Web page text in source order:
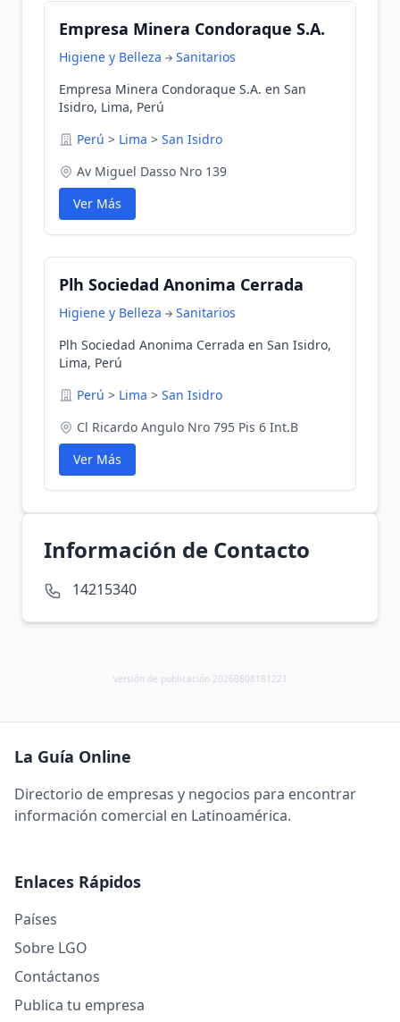
Empresa Minera Condoraque S.A.
Higiene y Belleza
Sanitarios
Empresa Minera Condoraque S.A. en San
Isidro, Lima, Perú
Perú > Lima > San Isidro
Av Miguel Dasso Nro 139
Ver Más
Plh Sociedad Anonima Cerrada
Higiene y Belleza
Sanitarios
Plh Sociedad Anonima Cerrada en San Isidro,
Lima, Perú
Perú > Lima > San Isidro
Cl Ricardo Angulo Nro 795 Pis 6 Int.B
Ver Más
Información de Contacto
14215340
versión de publicación 20260808181221
La Guía Online
Directorio de empresas y negocios para encontrar
información comercial en Latinoamérica.
Enlaces Rápidos
Países
Sobre LGO
Contáctanos
Publica tu empresa